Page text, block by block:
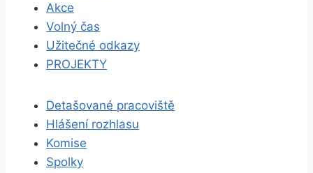
Akce
Volný čas
Užitečné odkazy
PROJEKTY
Detašované pracoviště
Hlášení rozhlasu
Komise
Spolky